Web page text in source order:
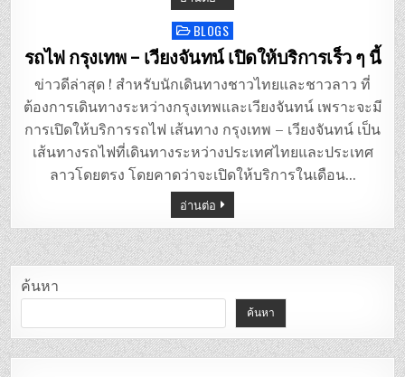
Posted
in
BLOGS
รถไฟ กรุงเทพ – เวียงจันทน์ เปิดให้บริการเร็ว ๆ นี้
ข่าวดีล่าสุด ! สำหรับนักเดินทางชาวไทยและชาวลาว ที่
ต้องการเดินทางระหว่างกรุงเทพและเวียงจันทน์ เพราะจะมี
การเปิดให้บริการรถไฟ เส้นทาง กรุงเทพ – เวียงจันทน์ เป็น
เส้นทางรถไฟที่เดินทางระหว่างประเทศไทยและประเทศ
ลาวโดยตรง โดยคาดว่าจะเปิดให้บริการในเดือน…
อ่านต่อ
ค้นหา
ค้นหา